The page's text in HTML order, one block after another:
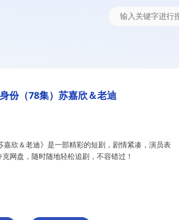
份（78集）苏嘉欣＆老迪
欣＆老迪》是一部精彩的短剧，剧情紧凑，演员表
网盘，随时随地轻松追剧，不容错过！